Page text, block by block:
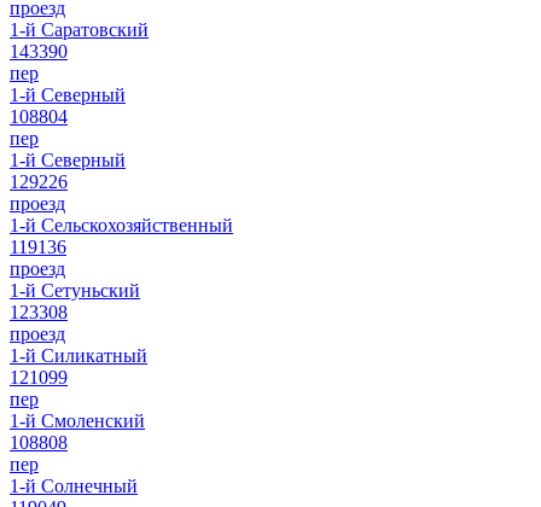
проезд
1-й Саратовский
143390
пер
1-й Северный
108804
пер
1-й Северный
129226
проезд
1-й Сельскохозяйственный
119136
проезд
1-й Сетуньский
123308
проезд
1-й Силикатный
121099
пер
1-й Смоленский
108808
пер
1-й Солнечный